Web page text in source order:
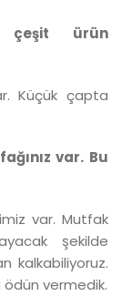
çeşit ürün
Küçük çapta
var. Bu
var. Mutfak
şekilde
kalkabiliyoruz.
ödün vermedik.